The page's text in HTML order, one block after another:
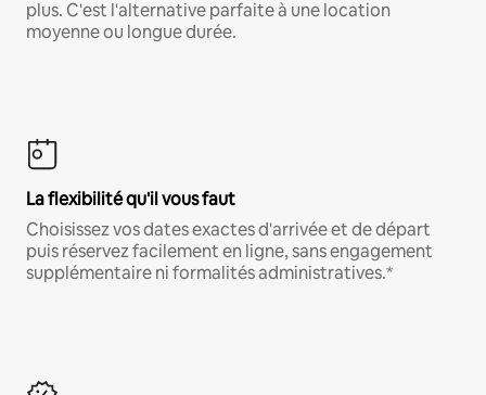
plus. C'est l'alternative parfaite à une location
moyenne ou longue durée.
La flexibilité qu'il vous faut
Choisissez vos dates exactes d'arrivée et de départ
puis réservez facilement en ligne, sans engagement
supplémentaire ni formalités administratives.*